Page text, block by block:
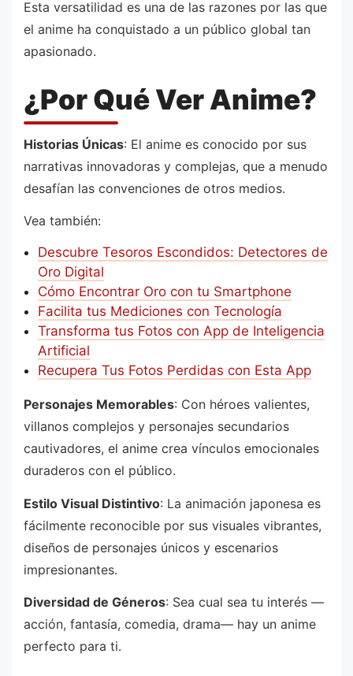
Esta versatilidad es una de las razones por las que
el anime ha conquistado a un público global tan
apasionado.
¿Por Qué Ver Anime?
Historias Únicas: El anime es conocido por sus
narrativas innovadoras y complejas, que a menudo
desafían las convenciones de otros medios.
Vea también:
Descubre Tesoros Escondidos: Detectores de
Oro Digital
Cómo Encontrar Oro con tu Smartphone
Facilita tus Mediciones con Tecnología
Transforma tus Fotos con App de Inteligencia
Artificial
Recupera Tus Fotos Perdidas con Esta App
Personajes Memorables: Con héroes valientes,
villanos complejos y personajes secundarios
cautivadores, el anime crea vínculos emocionales
duraderos con el público.
Estilo Visual Distintivo: La animación japonesa es
fácilmente reconocible por sus visuales vibrantes,
diseños de personajes únicos y escenarios
impresionantes.
Diversidad de Géneros: Sea cual sea tu interés —
acción, fantasía, comedia, drama— hay un anime
perfecto para ti.